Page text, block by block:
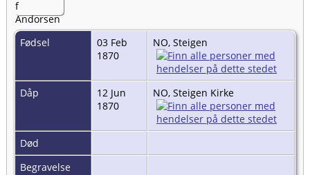
Fødsel
03 Feb
1870
NO, Steigen
Dåp
12 Jun
1870
NO, Steigen Kirke
Død
Begravelse